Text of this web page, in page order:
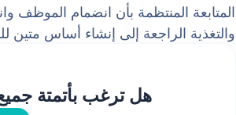
المتابعة المنتظمة بأن انضمام
والتغذية الراجعة إلى إنشاء أساس متين
هل ترغب بأتمتة